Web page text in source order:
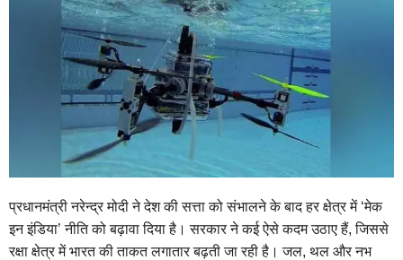
प्रधानमंत्री नरेन्द्र मोदी ने देश की सत्ता को संभालने के बाद हर क्षेत्र में ‘मेक
इन इंडिया’ नीति को बढ़ावा दिया है। सरकार ने कई ऐसे कदम उठाए हैं, जिससे
रक्षा क्षेत्र में भारत की ताकत लगातार बढ़ती जा रही है। जल, थल और नभ